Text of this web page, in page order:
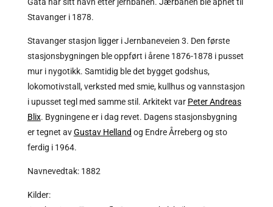
Stavanger i 1878.
Stavanger stasjon ligger i Jernbaneveien 3. Den første
stasjonsbygningen ble oppført i årene 1876-1878 i pusset
mur i nygotikk. Samtidig ble det bygget godshus,
lokomotivstall, verksted med smie, kullhus og vannstasjon
i upusset tegl med samme stil. Arkitekt var Peter Andreas
Blix. Bygningene er i dag revet. Dagens stasjonsbygning
er tegnet avGustav Helland og Endre Årreberg og sto
ferdig i 1964.
Navnevedtak: 1882
Kilder: